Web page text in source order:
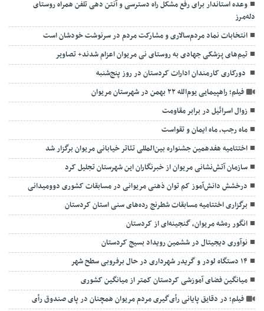
وعده استاندار برای رفع مشکل راه دسترسی و آنتن دهی تلفن همراه روستای
دله‌مرز
انتخابات نماد مردم‌سالاری و مشارکت مردم در سرنوشت خودشان است
تیم‌های پزشکی جهادی به روستای نی مریوان اعزام شدند+ تصاویر
دورکاری کارمندان ادارات کردستان در روز پنج‌شنبه
فیلم؛ راهپیمایی یوم‌الله ۲۲ بهمن در شهرستان مریوان
زوال اسرائیل در برابر مقاومت
ماه رجب، ماه ایمان و تقواست
اختتامیه هفدهمین جشنواره بین‌المللی تئاتر خیابانی مریوان برگزار شد
سازمان آتش‌نشانی مریوان از خبرنگاران این شهرستان تجلیل کرد
درخشش دانش‌آموز کم توان ذهنی مریوانی در مسابقات کشوری دوومیدانی
برگزاری اختتامیه مسابقات شطرنج رده‌های سنی استان کردستان
انگور ره‌شه مریوان، گنجینه‌ای از کردستان
نوآوری دیجیتال در ششمین رویداد بسیج کردستان
۱۴ دستگاه لودر و گریدر شهرداری در حال برفروبی سطح شهر
میانگین فضای آموزشی کردستان کمتر از میانگین کشوری
فیلم؛ در دقایق پایانی رأی‌گیری مردم مریوان همچنان در پای صندوق رأی